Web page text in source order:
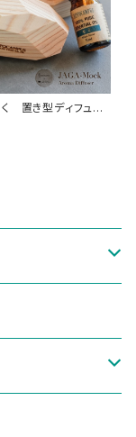
く 置き型ディフュー